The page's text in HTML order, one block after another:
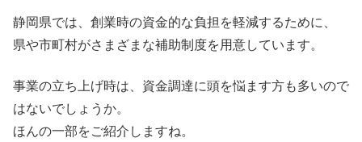
静岡県では、創業時の資金的な負担を軽減するために、
県や市町村がさまざまな補助制度を用意しています。
事業の立ち上げ時は、資金調達に頭を悩ます方も多いので
はないでしょうか。
ほんの一部をご紹介しますね。